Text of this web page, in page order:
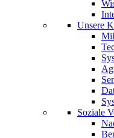
Unsere
Soziale